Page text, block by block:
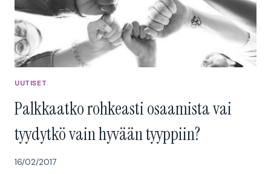
UUTISET
Palkkaatko rohkeasti osaamista vai
tyydytkö vain hyvään tyyppiin?
16/02/2017